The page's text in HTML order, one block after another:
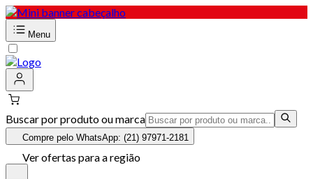
Menu
Buscar por produto ou marca
Compre pelo WhatsApp: (21) 97971-2181
Ver ofertas para a região